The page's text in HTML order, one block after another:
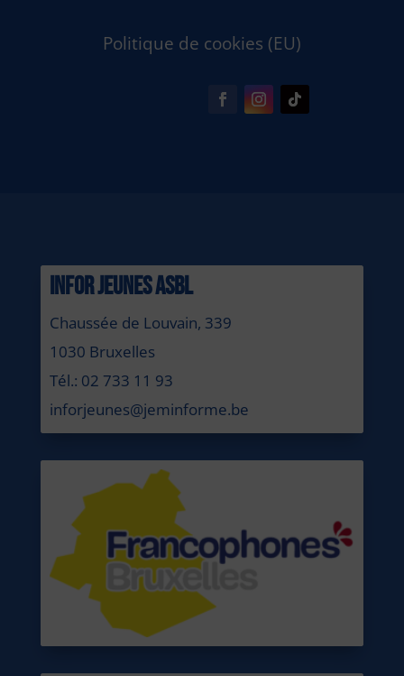
Politique de cookies (EU)
INFOR JEUNES ASBL
Chaussée de Louvain, 339
1030 Bruxelles
Tél.: 02 733 11 93
inforjeunes@jeminforme.be